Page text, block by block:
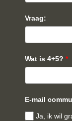
Vraag:
Wat is 4+5? *
E-mail
Ja, ik wil